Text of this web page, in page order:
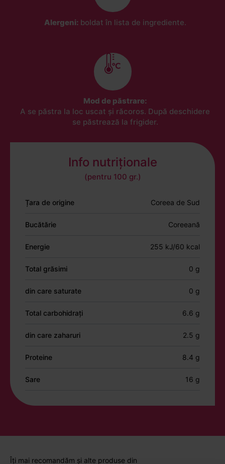
Alergeni: boldat în lista de ingrediente.
Mod de păstrare:
A se păstra la loc uscat și răcoros. După deschidere
se păstrează la frigider.
Info nutriționale
(pentru 100 gr.)
Țara de origine Coreea de Sud
Bucătărie Coreeană
Energie 255 kJ/60 kcal
Total grăsimi 0 g
din care saturate 0 g
Total carbohidrați 6.6 g
din care zaharuri 2.5 g
Proteine 8.4 g
Sare 16 g
Îți mai recomandăm și alte produse din